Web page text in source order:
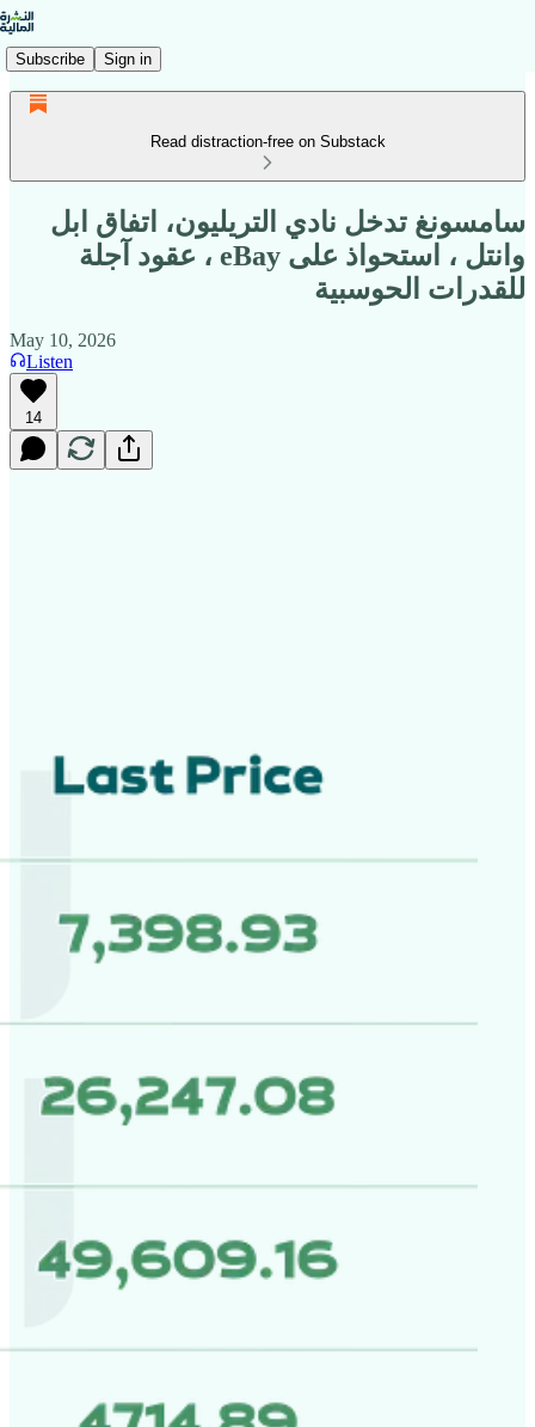
Subscribe Sign in
Read distraction-free on Substack
سامسونغ تدخل نادي التريليون، اتفاق ابل
وانتل ، استحواذ على eBay ، عقود آجلة
للقدرات الحوسبية
May 10, 2026
Listen
14